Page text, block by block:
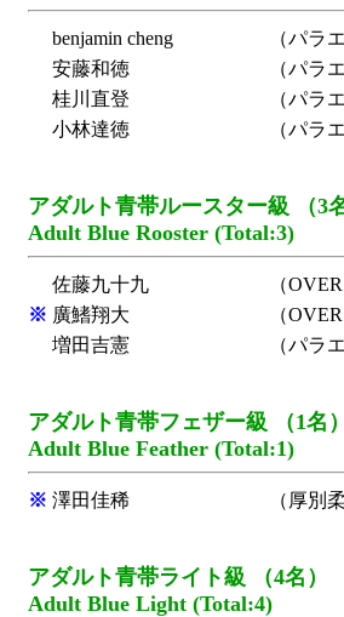
benjamin cheng
（パラ
安藤和徳
（パラ
桂川直登
（パラ
小林達徳
（パラ
アダルト青帯ルースター級 （3
Adult Blue Rooster (Total:3)
佐藤九十九
（
※ 廣鰭翔大
（
増田吉憲
（パラ
アダルト青帯フェザー級 （1名
Adult Blue Feather (Total:1)
※ 澤田佳稀 （厚別
アダルト青帯ライト級 （4名）
Adult Blue Light (Total:4)